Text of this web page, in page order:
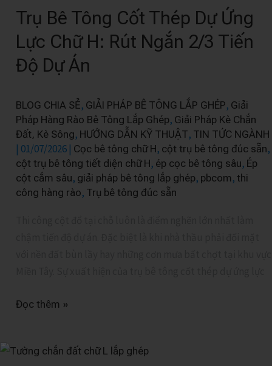
Trụ Bê Tông Cốt Thép Dự Ứng
Lực Chữ H: Rút Ngắn 2/3 Tiến
Độ Dự Án
BLOG CHIA SẺ, GIẢI PHÁP BÊ TÔNG LẮP GHÉP, Giải
Pháp Hàng Rào Bê Tông Lắp Ghép, Giải Pháp Kè Chắn
Đất, Kè Sông, HƯỚNG DẪN KỸ THUẬT, TIN TỨC NGÀNH
| 01/07/2026 | Cọc bê tông chữ H, cột trụ bê tông đúc sẵn,
cột trụ bê tông tiết diện chữ H, ép cọc bê tông sâu, Ép
cột cắm sâu, giải pháp bê tông lắp ghép, pbcom , thi
công hàng rào, Trụ bê tông đúc sẵn
Tông
Thép
Dự
Lực
Chữ
H:
Rút
Ngắn
2/3
Tiến
Đọc thêm »
Tường